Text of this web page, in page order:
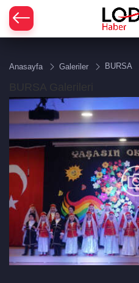
Anasayfa Galeriler BURSA